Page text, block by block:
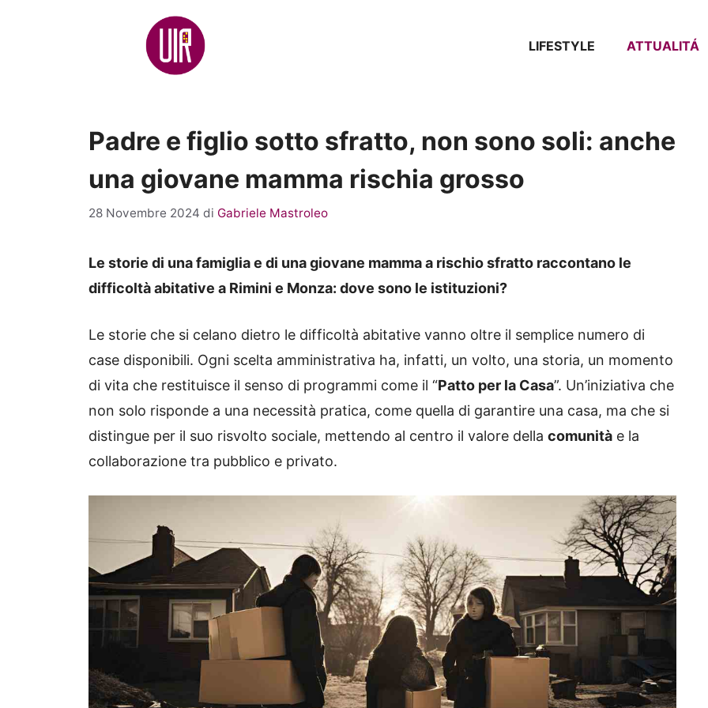
LIFESTYLE ATTUALITÁ
Padre e figlio sotto sfratto, non sono soli: anche
una giovane mamma rischia grosso
28 Novembre 2024 di Gabriele Mastroleo
Le storie di una famiglia e di una giovane mamma a rischio sfratto raccontano le
difficoltà abitative a Rimini e Monza: dove sono le istituzioni?
Le storie che si celano dietro le difficoltà abitative vanno oltre il semplice numero di
case disponibili. Ogni scelta amministrativa ha, infatti, un volto, una storia, un momento
di vita che restituisce il senso di programmi come il “Patto per la Casa”. Un’iniziativa che
non solo risponde a una necessità pratica, come quella di garantire una casa, ma che si
distingue per il suo risvolto sociale, mettendo al centro il valore della comunità e la
collaborazione tra pubblico e privato.